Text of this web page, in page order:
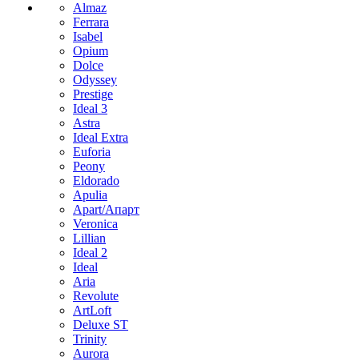
Almaz
Ferrara
Isabel
Opium
Dolce
Odyssey
Prestige
Ideal 3
Astra
Ideal Extra
Euforia
Peony
Eldorado
Apulia
Apart/Апарт
Veronica
Lillian
Ideal 2
Ideal
Aria
Revolute
ArtLoft
Deluxe ST
Trinity
Aurora